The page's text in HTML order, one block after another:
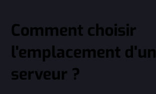
Comment choisir
l'emplacement d'un
serveur ?